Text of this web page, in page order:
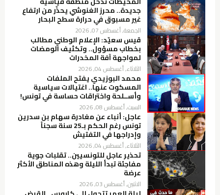
جديدة.. محرز الغنوشي يحذّر من ارتفاع
غير مسبوق في حرارة سطح البحار
الجمعة, أغسطس 07, 2026
قيس سعيّد: الإعلام الوطني مطالب
بخطاب مسؤول.. وتكثيف الومضات
لمواجهة آفة المخدرات
الثلاثاء, أغسطس 04, 2026
محمد البوزيدي يفتح الملفات
المسكوت عنها.. اغتيالات سياسية
وأســلحة واختراقات حساسة في تونس!
السبت, أغسطس 08, 2026
عاجل: أنباء عن مغادرة سهام بن سدرين
تونس رغم الحكم بـ25 سنة سجناً
وإدراجها في التفتيش
الثلاثاء, أغسطس 04, 2026
تحذير عاجل للتونسيين.. تقلبات جوية
مفاجئة تبدأ الليلة وهذه المناطق الأكثر
عرضة
الاثنين, أغسطس 03, 2026